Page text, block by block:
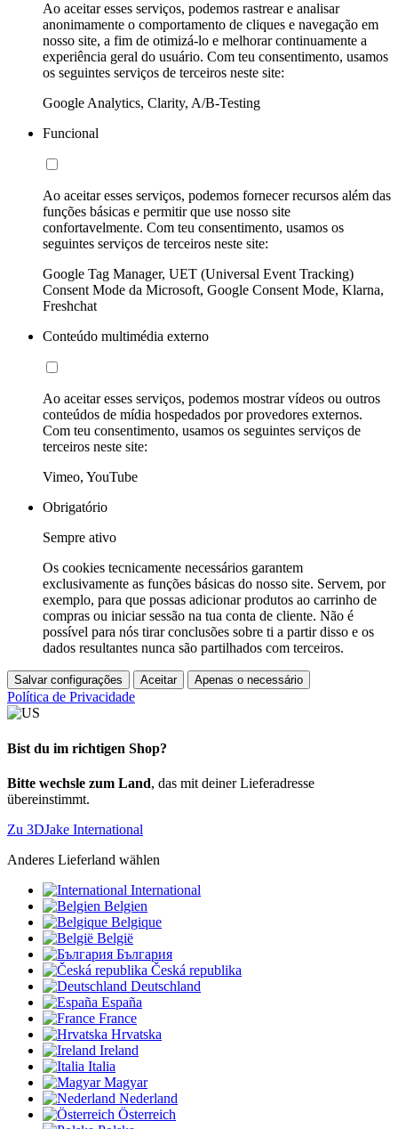
Ao aceitar esses serviços, podemos rastrear e analisar
anonimamente o comportamento de cliques e navegação em
nosso site, a fim de otimizá-lo e melhorar continuamente a
experiência geral do usuário. Com teu consentimento, usamos
os seguintes serviços de terceiros neste site:
Google Analytics, Clarity, A/B-Testing
Funcional
Ao aceitar esses serviços, podemos fornecer recursos além das
funções básicas e permitir que use nosso site
confortavelmente. Com teu consentimento, usamos os
seguintes serviços de terceiros neste site:
Google Tag Manager, UET (Universal Event Tracking)
Consent Mode da Microsoft, Google Consent Mode, Klarna,
Freshchat
Conteúdo multimédia externo
Ao aceitar esses serviços, podemos mostrar vídeos ou outros
conteúdos de mídia hospedados por provedores externos.
Com teu consentimento, usamos os seguintes serviços de
terceiros neste site:
Vimeo, YouTube
Obrigatório
Sempre ativo
Os cookies tecnicamente necessários garantem
exclusivamente as funções básicas do nosso site. Servem, por
exemplo, para que possas adicionar produtos ao carrinho de
compras ou iniciar sessão na tua conta de cliente. Não é
possível para nós tirar conclusões sobre ti a partir disso e os
dados resultantes nunca são partilhados com terceiros.
Salvar configurações Aceitar Apenas o necessário
Política de Privacidade
Bist du im richtigen Shop?
Bitte wechsle zum Land, das mit deiner Lieferadresse
übereinstimmt.
Zu 3DJake International
Anderes Lieferland wählen
International
Belgien
Belgique
België
България
Česká republika
Deutschland
España
France
Hrvatska
Ireland
Italia
Magyar
Nederland
Österreich